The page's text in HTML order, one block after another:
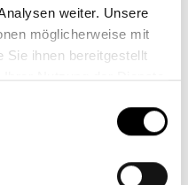
weiter. Unsere
möglicherweise mit
Sie ihnen bereitgestellt
Nutzung der Dienste